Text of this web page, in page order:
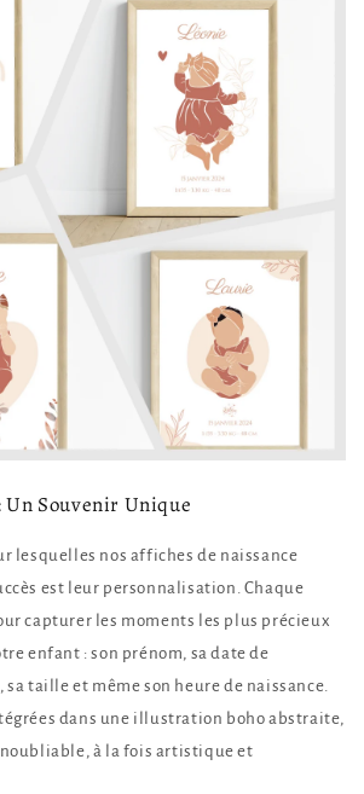
Souvenir Unique
lesquelles nos affiches de naissance
est leur personnalisation. Chaque
capturer les moments les plus précieux
enfant : son prénom, sa date de
sa taille et même son heure de naissance.
dans une illustration boho abstraite,
à la fois artistique et